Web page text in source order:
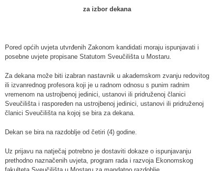
za izbor dekana
Pored općih uvjeta utvrđenih Zakonom kandidati moraju ispunjavati i
posebne uvjete propisane Statutom Sveučilišta u Mostaru.
Za dekana može biti izabran nastavnik u akademskom zvanju redovitog
ili izvanrednog profesora koji je u radnom odnosu s punim radnim
vremenom na ustrojbenoj jedinici, ustanovi ili pridruženoj članici
Sveučilišta i raspoređen na ustrojbenoj jedinici, ustanovi ili pridruženoj
članici Sveučilišta na kojoj se bira za dekana.
Dekan se bira na razdoblje od četiri (4) godine.
Uz prijavu na natječaj potrebno je dostaviti dokaze o ispunjavanju
prethodno naznačenih uvjeta, program rada i razvoja Ekonomskog